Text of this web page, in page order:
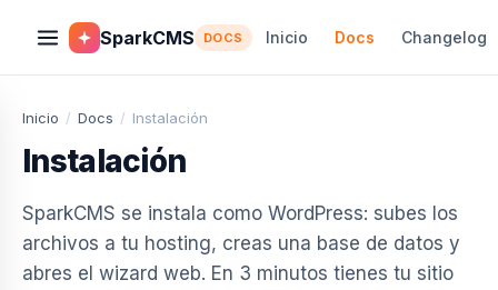
SparkCMS DOCS Inicio Docs Changelog
Inicio / Docs / Instalación
Instalación
SparkCMS se instala como WordPress: subes los
archivos a tu hosting, creas una base de datos y
abres el wizard web. En 3 minutos tienes tu sitio